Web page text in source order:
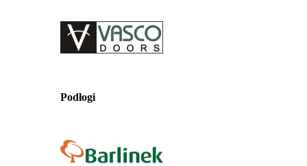
Podłogi